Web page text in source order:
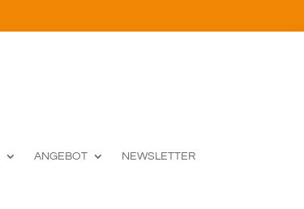
ANGEBOT NEWSLETTER